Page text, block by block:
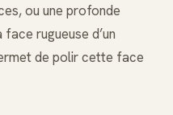
ou une profonde
rugueuse d’un
de polir cette face